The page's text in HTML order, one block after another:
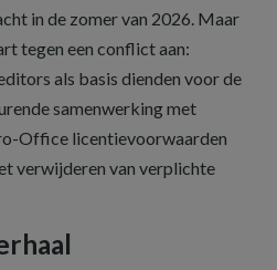
in de zomer van 2026. Maar
tegen een conflict aan:
als basis dienden voor de
samenwerking met
Office licentievoorwaarden
verwijderen van verplichte